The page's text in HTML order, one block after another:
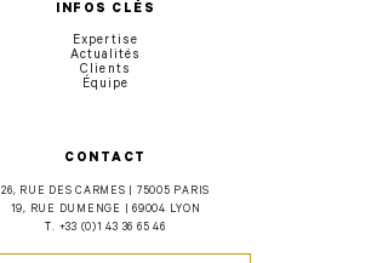
CONTACT
26, RUE DES CARMES | 75005 PARIS
19, RUE DUMENGE | 69004 LYON
T. +33 (0)1 43 36 65 46
INFOS CLÉS
Expertise
Actualités
Clients
Équipe